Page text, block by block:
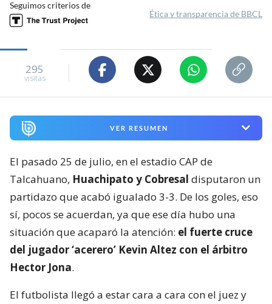
Seguimos criterios de
Ética y transparencia de BBCL
295
visitas
VER RESUMEN
El pasado 25 de julio, en el estadio CAP de
Talcahuano, Huachipato y Cobresal disputaron un
partidazo que acabó igualado 3-3. De los goles, eso
sí, pocos se acuerdan, ya que ese día hubo una
situación que acaparó la atención: el fuerte cruce
del jugador ‘acerero’ Kevin Altez con el árbitro
Hector Jona.
El futbolista llegó a estar cara a cara con el juez y